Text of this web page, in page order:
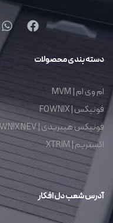
دسته بندی محصولات
ام وی ام | MVM
فونیکس | FOWNIX
فونیکس هیبریدی | FOWNIX NEV
اکستریم | XTRIM
آدرس شعب دل افکار